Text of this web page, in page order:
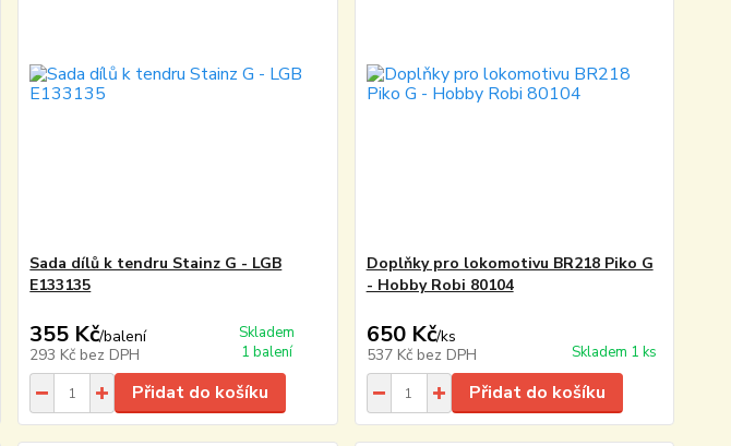
Sada dílů k tendru Stainz G - LGB
E133135
355 Kč/balení
293 Kč bez DPH
Skladem
1 balení
Přidat do košíku
Doplňky pro lokomotivu BR218 Piko G
- Hobby Robi 80104
650 Kč/ks
537 Kč bez DPH Skladem 1 ks
Přidat do košíku